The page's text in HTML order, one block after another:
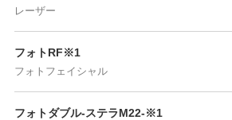
レーザー
フォトRF※1
フォトフェイシャル
フォトダブル-ステラM22-※1